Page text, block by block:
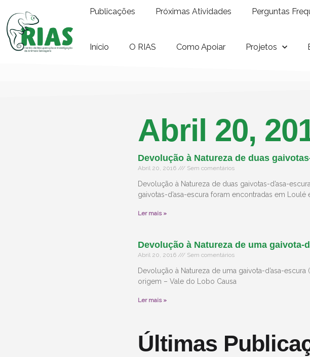
Publicações Próximas Atividades Perguntas
Início O RIAS Como Apoiar Projetos
Abril 20,
Devolução à Natureza de duas
Abril 20, 2016 Sem comentários
Devolução à Natureza de duas gaivotas-d’asa-
gaivotas-d’asa-escura foram encontradas em Loulé
Ler mais »
Devolução à Natureza de uma gaivota-
Abril 20, 2016 Sem comentários
Devolução à Natureza de uma gaivota-d’asa-
origem – Vale do Lobo Causa
Ler mais »
Últimas